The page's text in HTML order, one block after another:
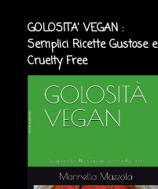
GOLOSITA' VEGAN :
Semplici Ricette Gustose e
Cruelty Free